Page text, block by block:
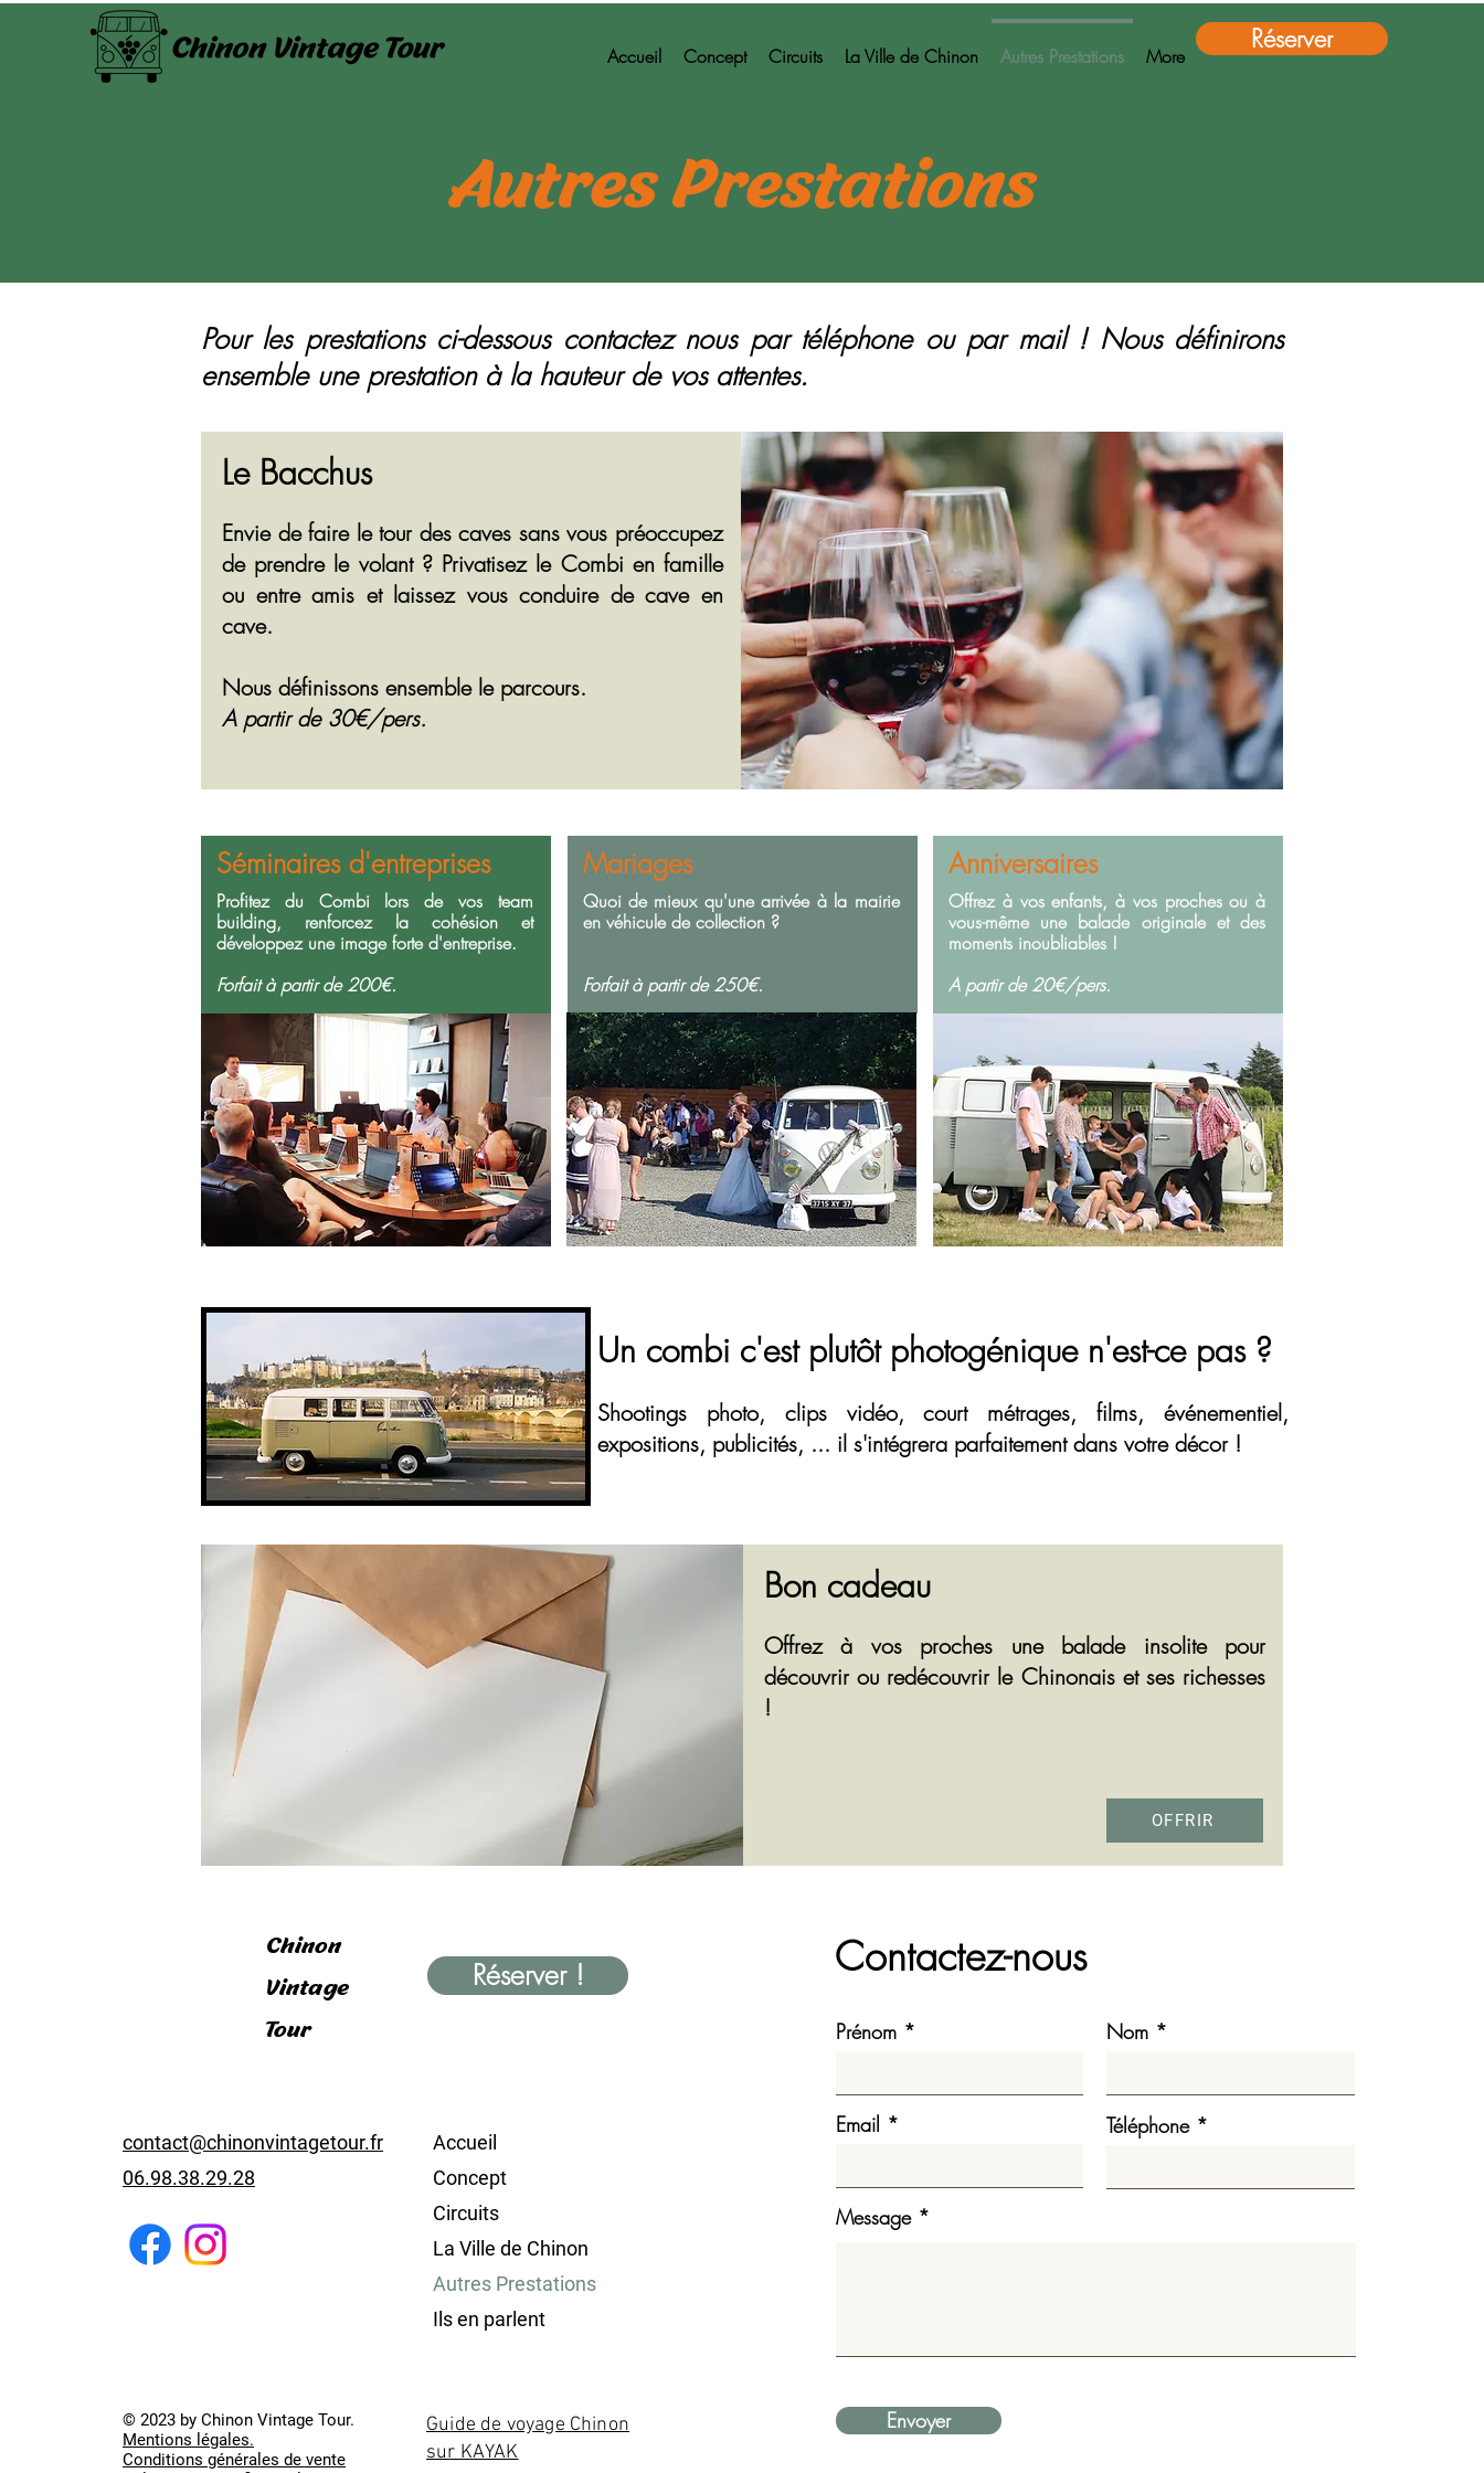
Accueil Concept Circuits La Ville de Chinon Autres Prestations More
Réserver
Autres Prestations
Pour les prestations ci-dessous contactez nous par téléphone ou par mail ! Nous définirons
ensemble une prestation à la hauteur de vos attentes.
Le Bacchus
Envie de faire le tour des caves sans vous préoccupez
de prendre le volant ? Privatisez le Combi en famille
ou entre amis et laissez vous conduire de cave en
cave.
Nous définissons ensemble le parcours.
A partir de 30€/pers.
Séminaires d'entreprises
Profitez du Combi lors de vos team
building, renforcez la cohésion et
développez une image forte d'entreprise.
Forfait à partir de 200€.
Mariages
Quoi de mieux qu'une arrivée à la mairie
en véhicule de collection ?
Forfait à partir de 250€.
Anniversaires
Offrez à vos enfants, à vos proches ou à
vous-même une balade originale et des
moments inoubliables !
A partir de 20€/pers.
Un combi c'est plutôt photogénique n'est-ce pas ?
Shootings photo, clips vidéo, court métrages, films, événementiel,
expositions, publicités, ... il s'intégrera parfaitement dans votre décor !
Bon cadeau
Offrez à vos proches une balade insolite pour
découvrir ou redécouvrir le Chinonais et ses richesses
!
OFFRIR
Chinon
Vintage
Tour
Réserver !
contact@chinonvintagetour.fr
06.98.38.29.28
Accueil
Concept
Circuits
La Ville de Chinon
Autres Prestations
Ils en parlent
© 2023 by Chinon Vintage Tour.
Mentions légales.
Conditions générales de vente
Guide de voyage Chinon
sur KAYAK
Contactez-nous
Prénom Nom
Email Téléphone
Message
Envoyer